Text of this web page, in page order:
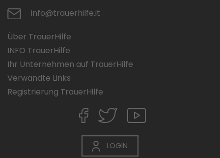
info@trauerhilfe.it
Über TrauerHilfe
INFO TrauerHilfe
Ihr Unternehmen auf TrauerHilfe
Verwandte Links
Registrierung TrauerHilfe
LOGIN